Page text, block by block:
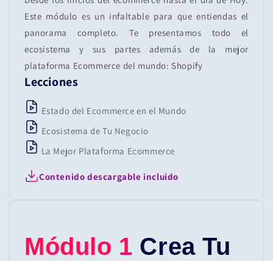
Este módulo es un infaltable para que entiendas el
panorama completo. Te presentamos todo el
ecosistema y sus partes además de la mejor
plataforma Ecommerce del mundo: Shopify
Lecciones
Estado del Ecommerce en el Mundo
Ecosistema de Tu Negocio
La Mejor Plataforma Ecommerce
Contenido descargable incluido
Módulo 1 Crea Tu